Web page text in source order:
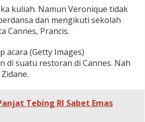
kuliah. Namun Veronique tidak
dan mengikuti sekolah
Cannes, Prancis.
acara (Getty Images)
di suatu restoran di Cannes. Nah
Tebing RI Sabet Emas